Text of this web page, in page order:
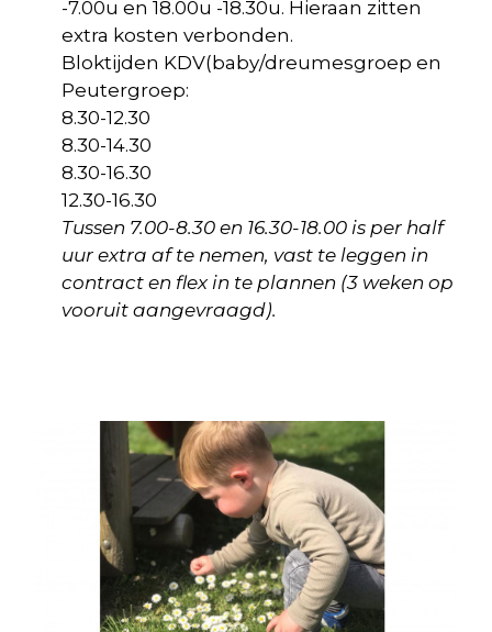
-7.00u en 18.00u -18.30u. Hieraan zitten
extra kosten verbonden.
Bloktijden KDV(baby/dreumesgroep en
Peutergroep:
8.30-12.30
8.30-14.30
8.30-16.30
12.30-16.30
Tussen 7.00-8.30 en 16.30-18.00 is per half
uur extra af te nemen, vast te leggen in
contract en flex in te plannen (3 weken op
vooruit aangevraagd).